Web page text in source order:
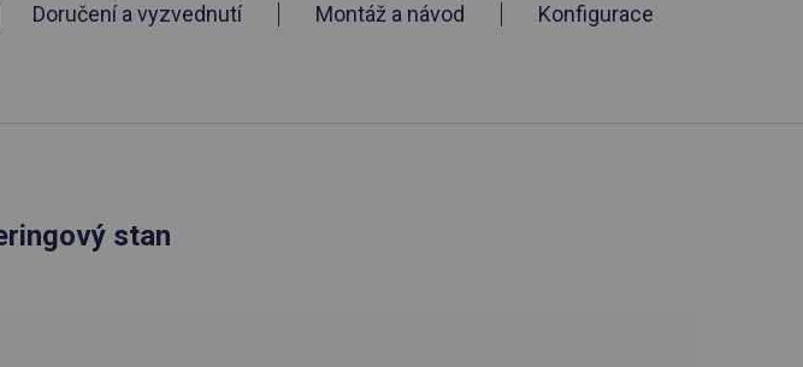
Doručení a vyzvednutí Montáž a návod Konfigurace
stan